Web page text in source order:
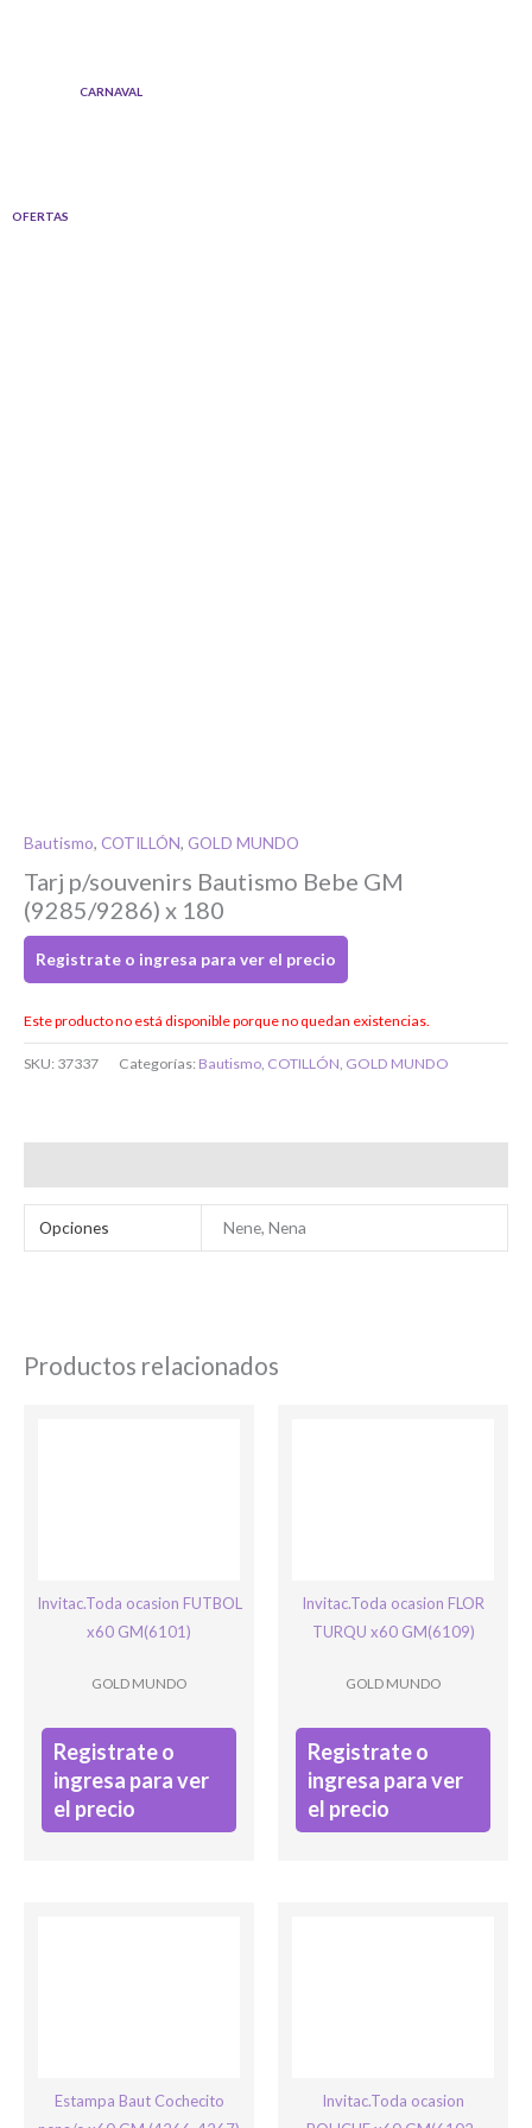
OFERTAS
CARNAVAL
Bautismo, COTILLÓN, GOLD MUNDO
Tarj p/souvenirs Bautismo Bebe GM
(9285/9286) x 180
Registrate o ingresa para ver el precio
Este producto no está disponible porque no quedan existencias.
SKU: 37337 Categorías: Bautismo COTILLÓN GOLD MUNDO
Opciones Nene, Nena
Productos relacionados
Invitac.Toda ocasion FUTBOL
x60 GM(6101)
GOLD MUNDO
Registrate o
ingresa para ver
el precio
Invitac.Toda ocasion FLOR
TURQU x60 GM(6109)
GOLD MUNDO
Registrate o
ingresa para ver
el precio
Estampa Baut Cochecito
Invitac.Toda ocasion
Toca para ingresar
O completa el Formulario de registro